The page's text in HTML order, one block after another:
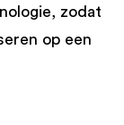
zodat
op een